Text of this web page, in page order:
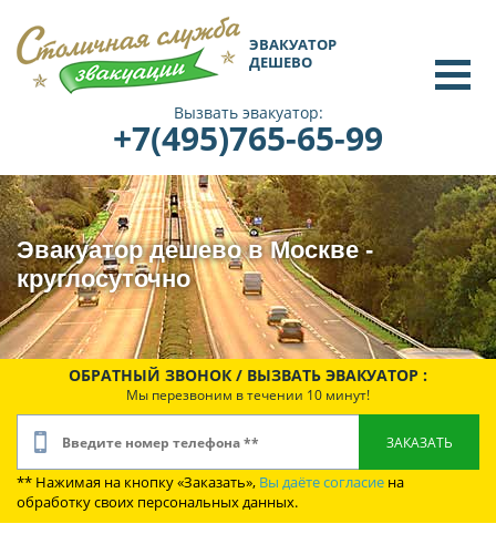
ЭВАКУАТОР
ДЕШЕВО
Вызвать эвакуатор:
+7(495)765-65-99
Эвакуатор дешево в Москве -
круглосуточно
ОБРАТНЫЙ ЗВОНОК / ВЫЗВАТЬ ЭВАКУАТОР :
Мы перезвоним в течении 10 минут!
** Нажимая на кнопку «Заказать», Вы даёте согласие на
обработку своих персональных данных.